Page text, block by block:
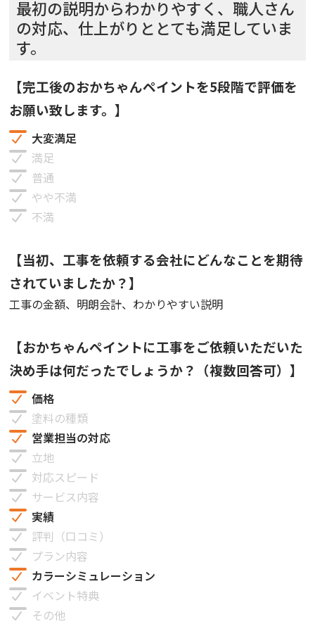
最初の説明からわかりやすく、職人さん
の対応、仕上がりととても満足していま
す。
【完工後のおかちゃんペイントを5段階で評価を
お願い致します。】
大変満足
満足
普通
やや不満
不満
【当初、工事を依頼する会社にどんなことを期待
されていましたか？】
工事の金額、明朗会計、わかりやすい説明
【おかちゃんペイントに工事をご依頼いただいた
決め手は何だったでしょうか？（複数回答可）】
価格
塗料の種類
営業担当の対応
立地
対応スピード
サービス内容
実績
評判（口コミ）
プラン内容
カラーシミュレーション
イベント特典
その他